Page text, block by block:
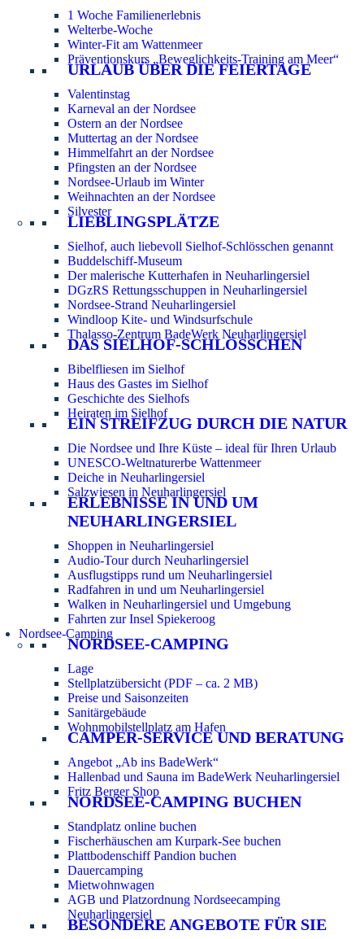
1 Woche Familienerlebnis
Welterbe-Woche
Winter-Fit am Wattenmeer
Präventionskurs „Beweglichkeits-Training am Meer“
URLAUB ÜBER DIE FEIERTAGE
Valentinstag
Karneval an der Nordsee
Ostern an der Nordsee
Muttertag an der Nordsee
Himmelfahrt an der Nordsee
Pfingsten an der Nordsee
Nordsee-Urlaub im Winter
Weihnachten an der Nordsee
Silvester
LIEBLINGSPLÄTZE
Sielhof, auch liebevoll Sielhof-Schlösschen genannt
Buddelschiff-Museum
Der malerische Kutterhafen in Neuharlingersiel
DGzRS Rettungsschuppen in Neuharlingersiel
Nordsee-Strand Neuharlingersiel
Windloop Kite- und Windsurfschule
Thalasso-Zentrum BadeWerk Neuharlingersiel
DAS SIELHOF-SCHLÖSSCHEN
Bibelfliesen im Sielhof
Haus des Gastes im Sielhof
Geschichte des Sielhofs
Heiraten im Sielhof
EIN STREIFZUG DURCH DIE NATUR
Die Nordsee und Ihre Küste – ideal für Ihren Urlaub
UNESCO-Weltnaturerbe Wattenmeer
Deiche in Neuharlingersiel
Salzwiesen in Neuharlingersiel
ERLEBNISSE IN UND UM
NEUHARLINGERSIEL
Shoppen in Neuharlingersiel
Audio-Tour durch Neuharlingersiel
Ausflugstipps rund um Neuharlingersiel
Radfahren in und um Neuharlingersiel
Walken in Neuharlingersiel und Umgebung
Fahrten zur Insel Spiekeroog
Nordsee-Camping
NORDSEE-CAMPING
Lage
Stellplatzübersicht (PDF – ca. 2 MB)
Preise und Saisonzeiten
Sanitärgebäude
Wohnmobilstellplatz am Hafen
CAMPER-SERVICE UND BERATUNG
Angebot „Ab ins BadeWerk“
Hallenbad und Sauna im BadeWerk Neuharlingersiel
Fritz Berger Shop
NORDSEE-CAMPING BUCHEN
Standplatz online buchen
Fischerhäuschen am Kurpark-See buchen
Plattbodenschiff Pandion buchen
Dauercamping
Mietwohnwagen
AGB und Platzordnung Nordseecamping
Neuharlingersiel
BESONDERE ANGEBOTE FÜR SIE